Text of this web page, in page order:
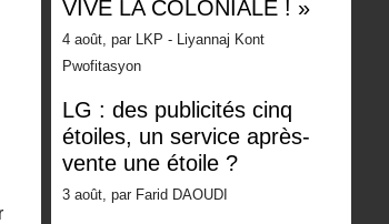
VIVE LA COLONIALE ! »
4 août, par LKP - Liyannaj Kont
Pwofitasyon
LG : des publicités cinq
étoiles, un service après-
vente une étoile ?
3 août, par Farid DAOUDI